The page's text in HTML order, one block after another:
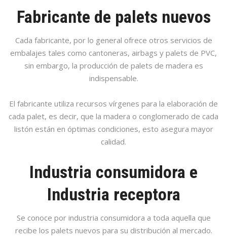
Fabricante de palets nuevos
Cada fabricante, por lo general ofrece otros servicios de
embalajes tales como cantoneras, airbags y palets de PVC,
sin embargo, la producción de palets de madera es
indispensable.
El fabricante utiliza recursos vírgenes para la elaboración de
cada palet, es decir, que la madera o conglomerado de cada
listón están en óptimas condiciones, esto asegura mayor
calidad.
Industria consumidora e
Industria receptora
Se conoce por industria consumidora a toda aquella que
recibe los palets nuevos para su distribución al mercado.